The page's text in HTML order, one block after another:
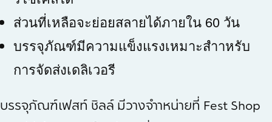
ส่วนที่เหลือจะย่อยสลายได้ภายใน 60 วัน
บรรจุภัณฑ์มีความแข็งแรงเหมาะสำาหรับ
การจัดส่งเดลิเวอรี
บรรจุภัณฑ์เฟสท์ ชิลล์ มีวางจำาหน่ายที่ Fest Shop